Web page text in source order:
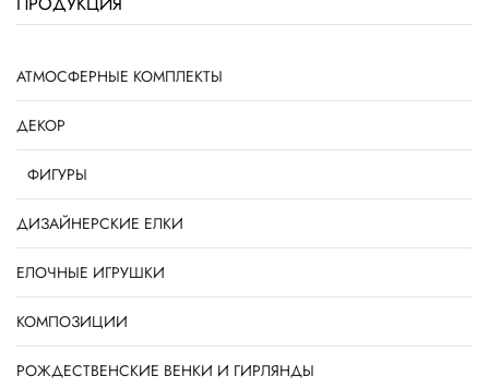
АТМОСФЕРНЫЕ КОМПЛЕКТЫ
ДЕКОР
ФИГУРЫ
ДИЗАЙНЕРСКИЕ ЕЛКИ
ЕЛОЧНЫЕ ИГРУШКИ
КОМПОЗИЦИИ
РОЖДЕСТВЕНСКИЕ ВЕНКИ И ГИРЛЯНДЫ